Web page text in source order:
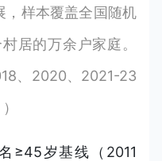
，样本覆盖全国随机
居的万余户家庭。
、2020、2021-23
≥45岁基线（2011